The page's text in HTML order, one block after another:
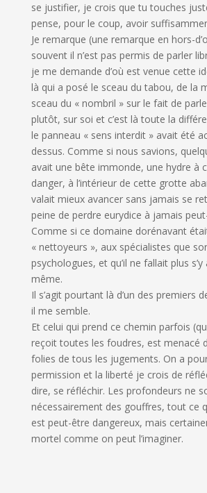
se justifier, je crois que tu touches
pense, pour le coup, avoir
Je remarque (une remarque en hors-
souvent il n’est pas permis de parler
je me demande d’où est venue cette
là qui a posé le sceau du tabou, de la
sceau du « nombril » sur le fait de
plutôt, sur soi et c’est là toute la
le panneau « sens interdit » avait été
dessus. Comme si nous savions,
avait une bête immonde, une hydre à
danger, à l’intérieur de cette grotte
valait mieux avancer sans jamais se
peine de perdre eurydice à jamais
Comme si ce domaine dorénavant
« nettoyeurs », aux spécialistes que
psychologues, et qu’il ne fallait plus
même.
Il s’agit pourtant là d’un des premiers
il me semble.
Et celui qui prend ce chemin parfois
reçoit toutes les foudres, est menacé
folies de tous les jugements. On a
permission et la liberté je crois de
dire, se réfléchir. Les profondeurs ne
nécessairement des gouffres, tout ce
est peut-être dangereux, mais
mortel comme on peut l’imaginer.